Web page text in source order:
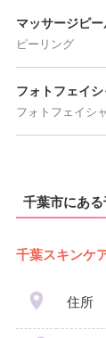
マッサージピー
ピーリング
フォトフェイ
フォトフェイシ
千葉市にあ
千葉スキンケ
住所